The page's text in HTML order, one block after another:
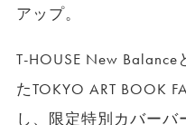
アップ。
T-HOUSE New
たTOKYO ART BOOK
し、限定特別カバーバ